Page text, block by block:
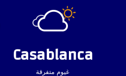
Casablanca
غيوم متفرقة